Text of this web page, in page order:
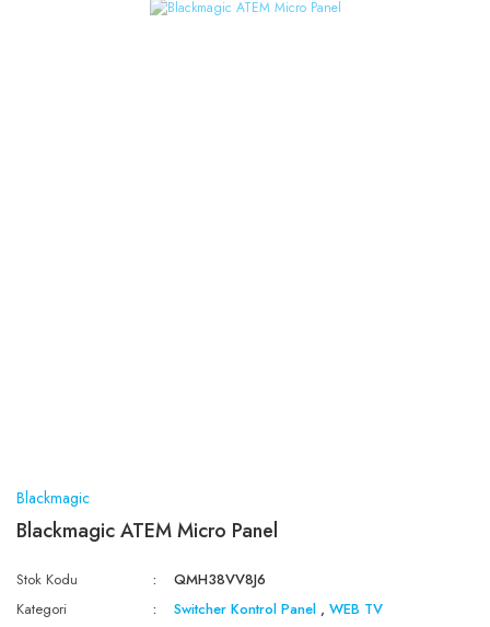
Blackmagic
Blackmagic ATEM Micro Panel
Stok Kodu
QMH38VV8J6
Kategori
Switcher Kontrol Panel ,WEB TV